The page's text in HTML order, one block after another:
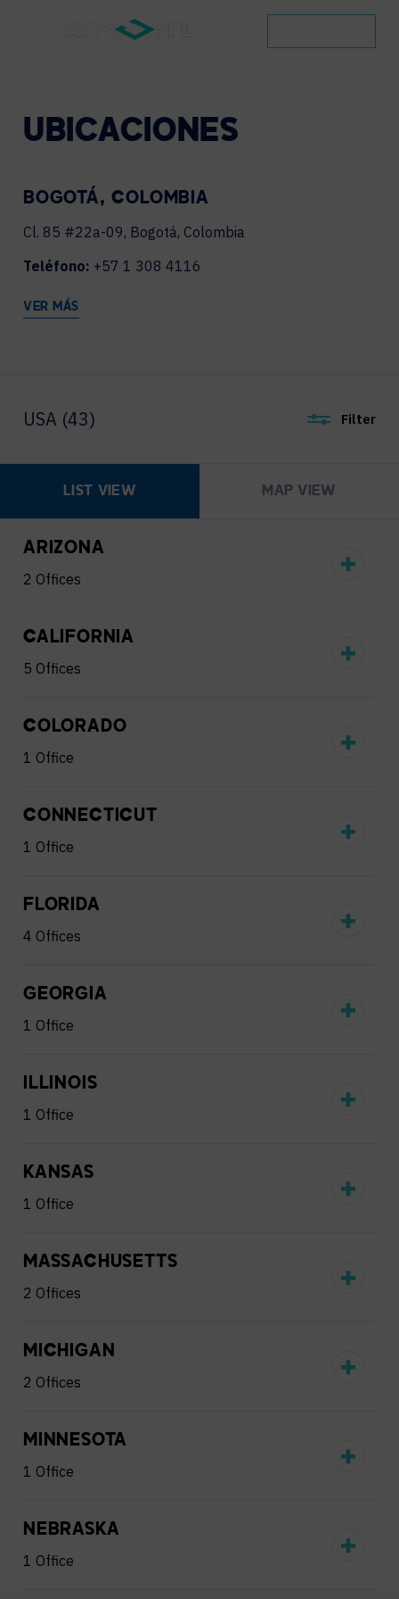
UBICACIONES
BOGOTÁ, COLOMBIA
Cl. 85 #22a-09, Bogotá, Colombia
Teléfono: +57 1 308 4116
VER MÁS
USA (43) Filter
LIST VIEW MAP VIEW
ARIZONA
2 Offices
CALIFORNIA
5 Offices
COLORADO
1 Office
CONNECTICUT
1 Office
FLORIDA
4 Offices
GEORGIA
1 Office
ILLINOIS
1 Office
KANSAS
1 Office
MASSACHUSETTS
2 Offices
MICHIGAN
2 Offices
MINNESOTA
1 Office
NEBRASKA
1 Office